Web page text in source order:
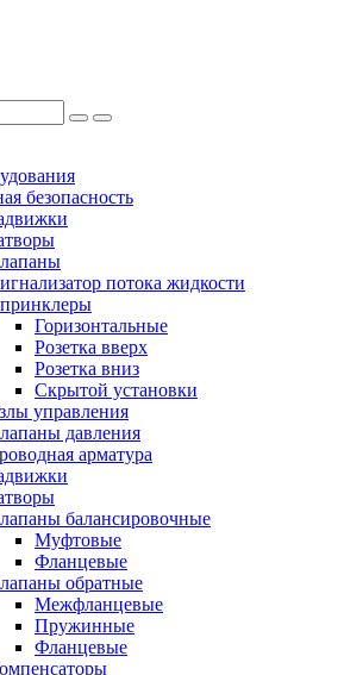
безопасность
потока жидкости
Горизонтальные
Розетка вверх
Розетка вниз
Скрытой установки
управления
давления
арматура
балансировочные
Муфтовые
Фланцевые
обратные
Межфланцевые
Пружинные
Фланцевые